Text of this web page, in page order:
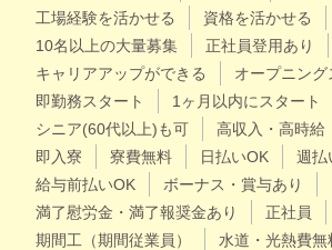
工場経験を活かせる
資格を活かせる
10名以上の大量募集
正社員登用あり
キャリアアップができる
オープニング
即勤務スタート
1ヶ月以内にスタート
シニア(60代以上)も可
高収入・高時給
即入寮
寮費無料 日払いOK
週払
給与前払いOK
ボーナス・賞与あり
満了慰労金・満了報奨金あり
正社員
期間工（期間従業員）
水道・光熱費無